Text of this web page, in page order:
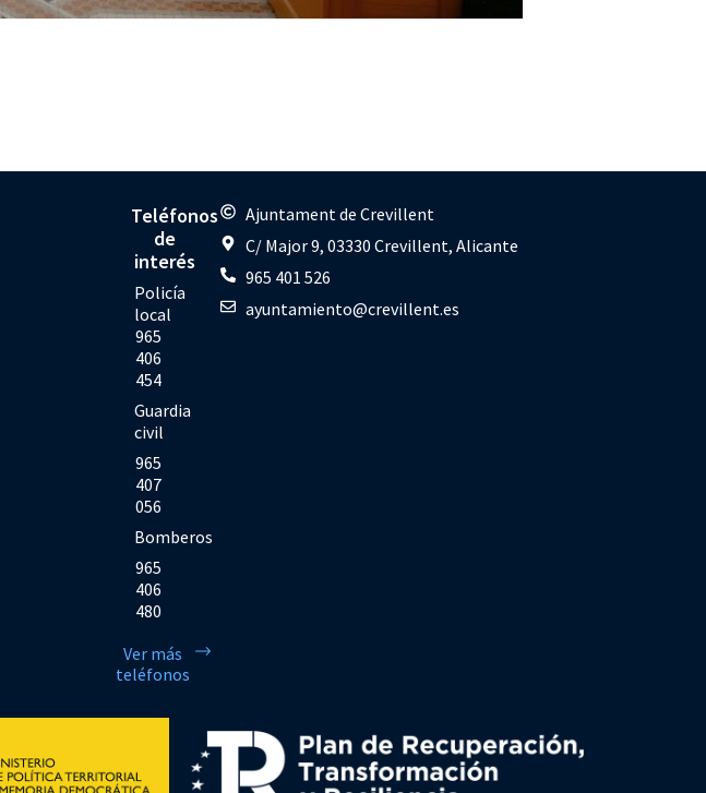
Teléfonos
de
interés
Policía
local
965
406
454
Guardia
civil
965
407
056
Bomberos
965
406
480
Ver más
teléfonos
Ajuntament de Crevillent
C/ Major 9, 03330 Crevillent, Alicante
965 401 526
ayuntamiento@crevillent.es